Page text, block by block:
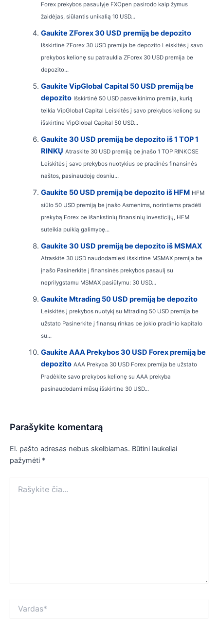
Forex prekybos pasaulyje FXOpen pasirodo kaip žymus
žaidėjas, siūlantis unikalią 10 USD...
Gaukite ZForex 30 USD premiją be depozito
Išskirtinė ZForex 30 USD premija be depozito Leiskitės į savo
prekybos kelionę su patrauklia ZForex 30 USD premija be
depozito...
Gaukite VipGlobal Capital 50 USD premiją be
depozito Išskirtinė 50 USD pasveikinimo premija, kurią
teikia VipGlobal Capital Leiskitės į savo prekybos kelionę su
išskirtine VipGlobal Capital 50 USD...
Gaukite 30 USD premiją be depozito iš 1 TOP 1
RINKŲ Atraskite 30 USD premiją be įnašo 1 TOP RINKOSE
Leiskitės į savo prekybos nuotykius be pradinės finansinės
naštos, pasinaudoję dosniu...
Gaukite 50 USD premiją be depozito iš HFM HFM
siūlo 50 USD premiją be įnašo Asmenims, norintiems pradėti
prekybą Forex be išankstinių finansinių investicijų, HFM
suteikia puikią galimybę...
Gaukite 30 USD premiją be depozito iš MSMAX
Atraskite 30 USD naudodamiesi išskirtine MSMAX premija be
įnašo Pasinerkite į finansinės prekybos pasaulį su
neprilygstamu MSMAX pasiūlymu: 30 USD...
Gaukite Mtrading 50 USD premiją be depozito
Leiskitės į prekybos nuotykį su Mtrading 50 USD premija be
užstato Pasinerkite į finansų rinkas be jokio pradinio kapitalo
su...
Gaukite AAA Prekybos 30 USD Forex premiją be
depozito AAA Prekyba 30 USD Forex premija be užstato
Pradėkite savo prekybos kelionę su AAA prekyba
pasinaudodami mūsų išskirtine 30 USD...
Parašykite komentarą
El. pašto adresas nebus skelbiamas. Būtini laukeliai
pažymėti *
čia...